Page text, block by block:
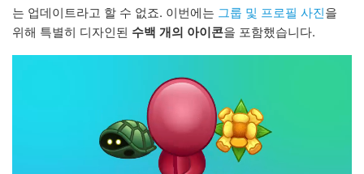
는 업데이트라고 할 수 없죠. 이번에는 그룹 및 프로필 사진을
위해 특별히 디자인된 수백 개의 아이콘을 포함했습니다.